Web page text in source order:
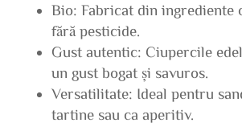
Bio: Fabricat din ingrediente
fără pesticide.
Gust autentic: Ciupercile
un gust bogat și savuros.
Versatilitate: Ideal pentru
tartine sau ca aperitiv.